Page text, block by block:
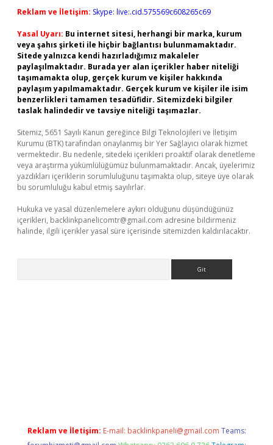
Reklam ve İletişim: Skype: live:.cid.575569c608265c69
Yasal Uyarı: Bu internet sitesi, herhangi bir marka, kurum
veya şahıs şirketi ile hiçbir bağlantısı bulunmamaktadır.
Sitede yalnızca kendi hazırladığımız makaleler
paylaşılmaktadır. Burada yer alan içerikler haber niteliği
taşımamakta olup, gerçek kurum ve kişiler hakkında
paylaşım yapılmamaktadır. Gerçek kurum ve kişiler ile isim
benzerlikleri tamamen tesadüfidir. Sitemizdeki bilgiler
taslak halindedir ve tavsiye niteliği taşımazlar.
Sitemiz, 5651 Sayılı Kanun gereğince Bilgi Teknolojileri ve İletişim
Kurumu (BTK) tarafından onaylanmış bir Yer Sağlayıcı olarak hizmet
vermektedir. Bu nedenle, sitedeki içerikleri proaktif olarak denetleme
veya araştırma yükümlülüğümüz bulunmamaktadır. Ancak, üyelerimiz
yazdıkları içeriklerin sorumluluğunu taşımakta olup, siteye üye olarak
bu sorumluluğu kabul etmiş sayılırlar.
Hukuka ve yasal düzenlemelere aykırı olduğunu düşündüğünüz
içerikleri, backlinkpanelicomtr@gmail.com adresine bildirmeniz
halinde, ilgili içerikler yasal süre içerisinde sitemizden kaldırılacaktır.
Reklam ve İletişim: E-mail: backlinkpaneli@gmail.com Teams: